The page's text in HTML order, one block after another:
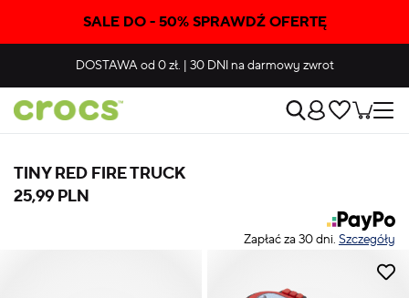
SALE DO - 50% SPRAWDŹ OFERTĘ
DOSTAWAod 0 zł. | 30 DNIna darmowy zwrot
TINY RED FIRE TRUCK
25,99 PLN
Zapłać za 30 dni. Szczegóły